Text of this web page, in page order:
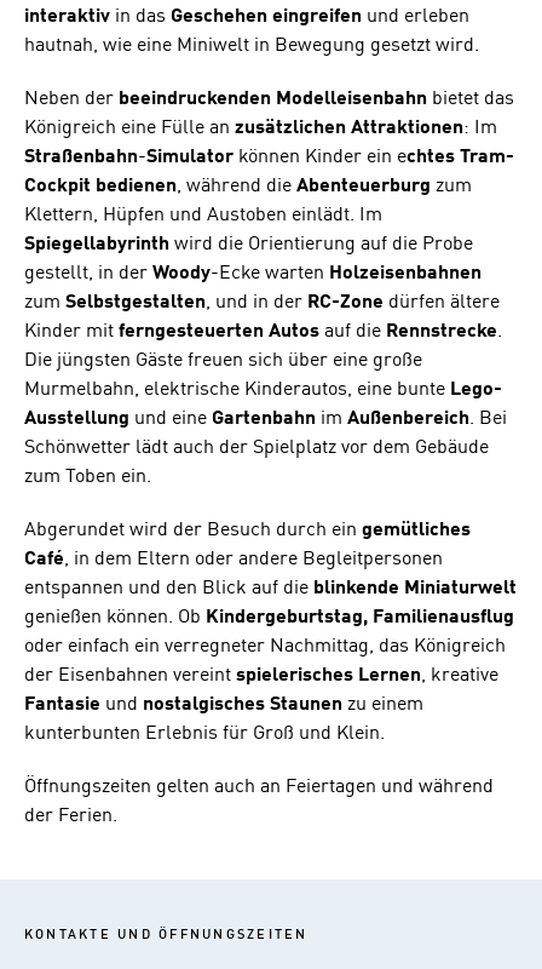
interaktiv in das Geschehen eingreifen und erleben
hautnah, wie eine Miniwelt in Bewegung gesetzt wird.
Neben der beeindruckenden Modelleisenbahn bietet das
Königreich eine Fülle an zusätzlichen Attraktionen: Im
Straßenbahn-Simulator können Kinder ein echtes Tram-
Cockpit bedienen, während die Abenteuerburg zum
Klettern, Hüpfen und Austoben einlädt. Im
Spiegellabyrinth wird die Orientierung auf die Probe
gestellt, in der Woody-Ecke warten Holzeisenbahnen
zum Selbstgestalten, und in der RC-Zone dürfen ältere
Kinder mit ferngesteuerten Autos auf die Rennstrecke.
Die jüngsten Gäste freuen sich über eine große
Murmelbahn, elektrische Kinderautos, eine bunte Lego-
Ausstellung und eine Gartenbahn im Außenbereich. Bei
Schönwetter lädt auch der Spielplatz vor dem Gebäude
zum Toben ein.
Abgerundet wird der Besuch durch ein gemütliches
Café, in dem Eltern oder andere Begleitpersonen
entspannen und den Blick auf die blinkende Miniaturwelt
genießen können. Ob Kindergeburtstag, Familienausflug
oder einfach ein verregneter Nachmittag, das Königreich
der Eisenbahnen vereint spielerisches Lernen, kreative
Fantasie und nostalgisches Staunen zu einem
kunterbunten Erlebnis für Groß und Klein.
Öffnungszeiten gelten auch an Feiertagen und während
der Ferien.
KONTAKTE UND ÖFFNUNGSZEITEN